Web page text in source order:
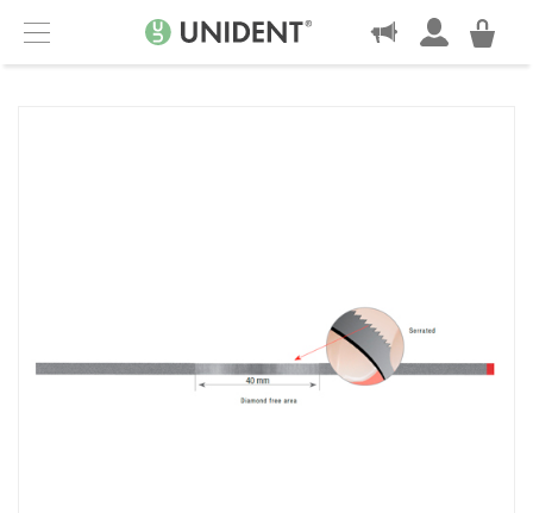
Menu
KONTAKT